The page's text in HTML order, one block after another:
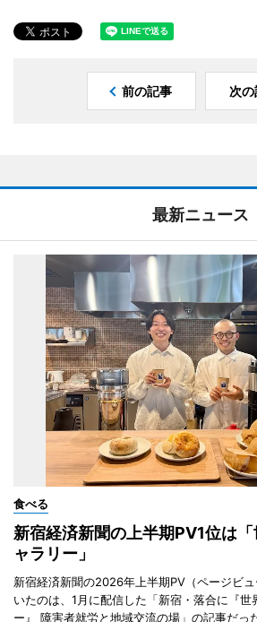
前の記事 次
最新ニュース
食べる
新宿経済新聞の上半期PV1位は
ャラリー」
新宿経済新聞の2026年上半期PV（ページビ
いたのは、1月に配信した「新宿・落合に『世
ー』 障害者就労と地域交流の場」の記事だった